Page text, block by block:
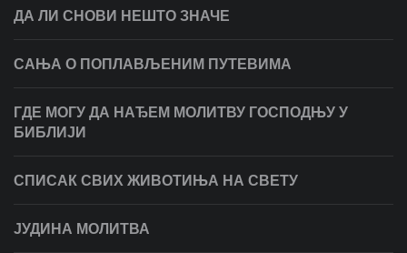
ДА ЛИ СНОВИ НЕШТО ЗНАЧЕ
САЊА О ПОПЛАВЉЕНИМ ПУТЕВИМА
ГДЕ МОГУ ДА НАЂЕМ МОЛИТВУ ГОСПОДЊУ У
БИБЛИЈИ
СПИСАК СВИХ ЖИВОТИЊА НА СВЕТУ
ЈУДИНА МОЛИТВА